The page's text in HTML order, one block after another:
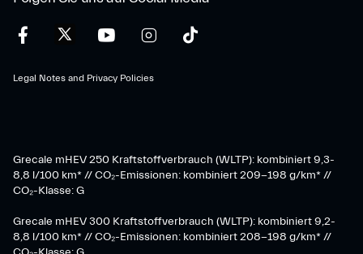
Legal Notes and Privacy Policies
Grecale mHEV 250 Kraftstoffverbrauch (WLTP): kombiniert 9,3-
8,8 l/100 km* // CO₂-Emissionen: kombiniert 209-198 g/km* ​//
CO₂-Klasse: G
Grecale mHEV 300 Kraftstoffverbrauch (WLTP): kombiniert 9,2-
8,8 l/100 km* // CO₂-Emissionen: kombiniert 208-198 g/km* //